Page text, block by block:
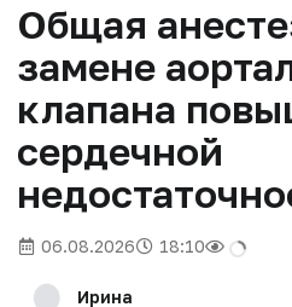
Общая
замене
клапана
сердечной
06.08.2026 18:10
Ирина